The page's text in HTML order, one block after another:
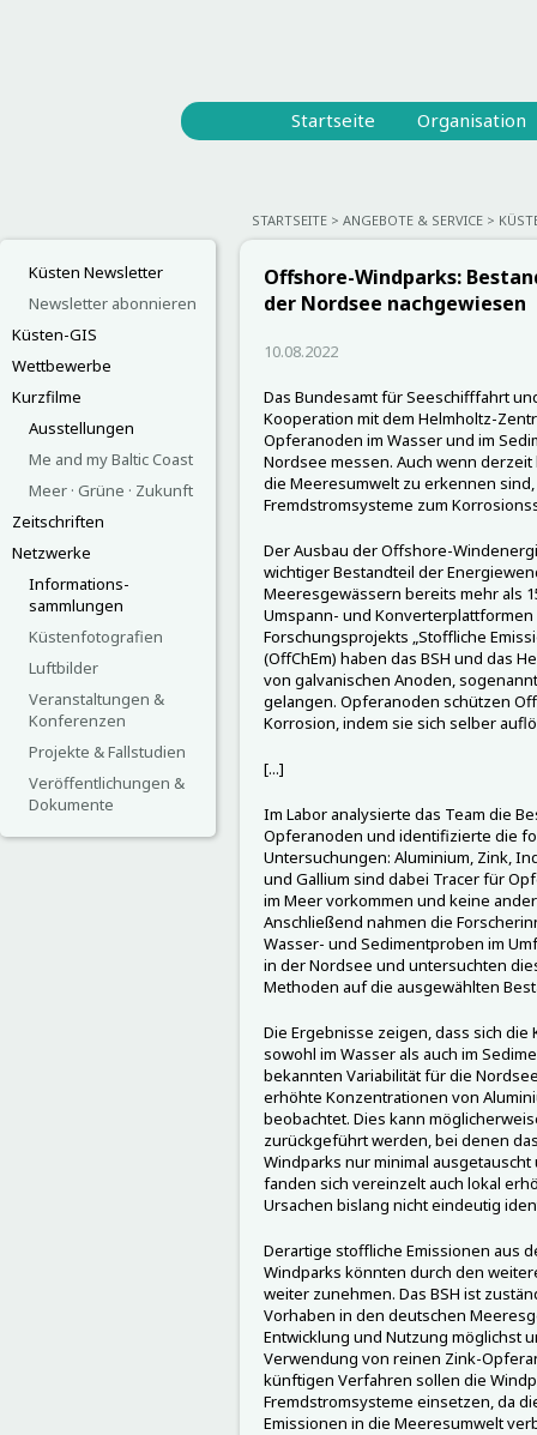
Startseite Organisation
STARTSEITE ANGEBOTE & SERVICE
Küsten Newsletter
Newsletter abonnieren
Küsten-GIS
Wettbewerbe
Kurzfilme
Ausstellungen
Me and my Baltic Coast
Meer · Grüne · Zukunft
Zeitschriften
Netzwerke
Informations-
sammlungen
Küstenfotografien
Luftbilder
Veranstaltungen &
Konferenzen
Projekte & Fallstudien
Veröffentlichungen &
Dokumente
Offshore-Windparks:
der Nordsee nachgewiesen
10.08.2022
Das Bundesamt für Seeschifffahrt
Kooperation mit dem Helmholtz-
Opferanoden im Wasser und im
Nordsee messen. Auch wenn
die Meeresumwelt zu erkennen
Fremdstromsysteme zum
Der Ausbau der Offshore-
wichtiger Bestandteil der
Meeresgewässern bereits mehr als
Umspann- und Konverterplattformen
Forschungsprojekts „Stoffliche
(OffChEm) haben das BSH und das
von galvanischen Anoden,
gelangen. Opferanoden schützen
Korrosion, indem sie sich selber
[...]
Im Labor analysierte das Team die
Opferanoden und identifizierte die
Untersuchungen: Aluminium, Zink,
und Gallium sind dabei Tracer für
im Meer vorkommen und keine
Anschließend nahmen die
Wasser- und Sedimentproben im
in der Nordsee und untersuchten
Methoden auf die ausgewählten
Die Ergebnisse zeigen, dass sich
sowohl im Wasser als auch im
bekannten Variabilität für die
erhöhte Konzentrationen von
beobachtet. Dies kann
zurückgeführt werden, bei denen
Windparks nur minimal
fanden sich vereinzelt auch lokal
Ursachen bislang nicht eindeutig
Derartige stoffliche Emissionen aus
Windparks könnten durch den
weiter zunehmen. Das BSH ist
Vorhaben in den deutschen
Entwicklung und Nutzung möglichst
Verwendung von reinen Zink-
künftigen Verfahren sollen die
Fremdstromsysteme einsetzen, da
Emissionen in die Meeresumwelt